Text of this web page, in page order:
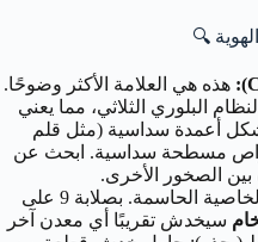
🔍
هذه هي العلامة الأكثر وضوحًا.
البلوري الثلاثي، مما يعني
شكل أعمدة سداسية (مثل قلم
مسطحة سداسية. ابحث عن
بين الصخور الأخرى.
هذه هي الخاصية الحاسمة. بصلابة 9 على
سيخدش تقريبًا أي معدن آخر